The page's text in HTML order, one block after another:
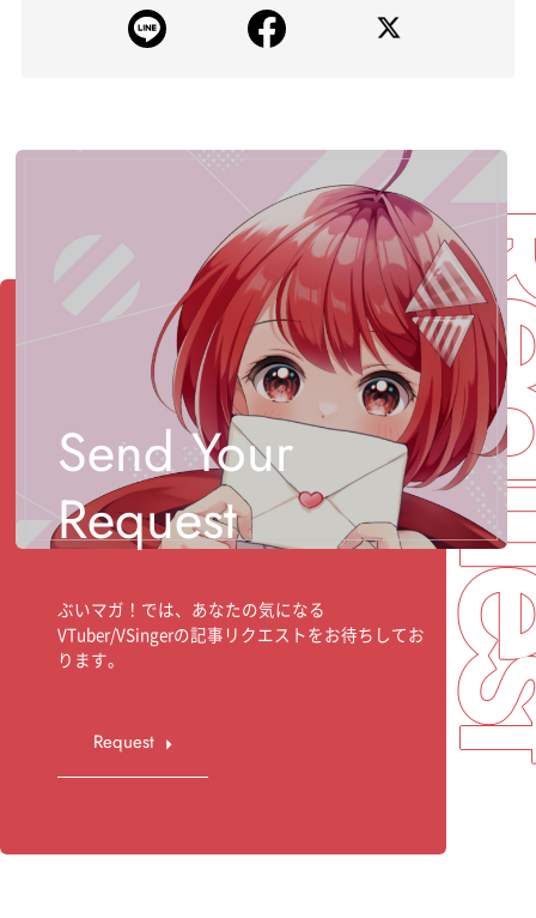
Send Your
Request
ぶいマガ！では、あなたの気になる
VTuber/VSingerの記事リクエストをお待ちしてお
ります。
Request